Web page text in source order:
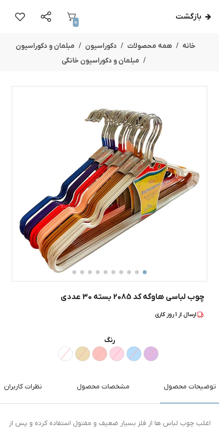
بازگشت
0
خانه همه محصولات دکوراسیون
مبلمان و دکوراسیون
مبلمان و دکوراسیون خانگی
چوب لباسی هاوگه کد 2085 بسته 30 عددی
ارسال از 1روز کاری
رنگ
توضیحات محصول مشخصات محصول نظرات کاربران
اغلب چوب لباس ها از فلز بسیار ضعیف و مفتول استفاده کرده و پس از